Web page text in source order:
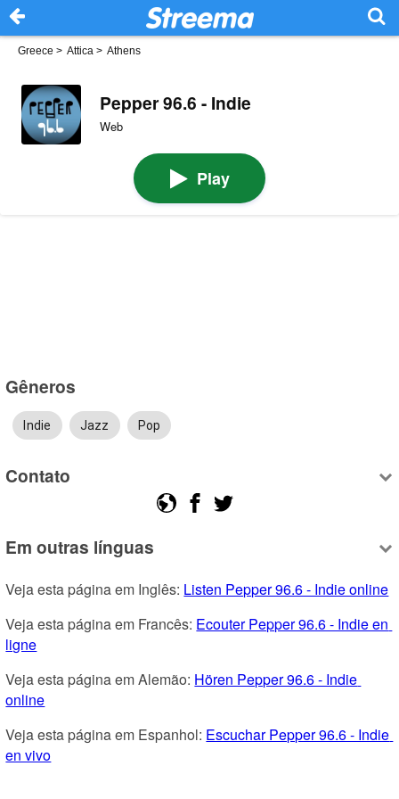
Greece > Attica > Athens
Pepper 96.6 - Indie
Web
Play
Gêneros
Indie Jazz Pop
Contato
Em outras línguas
Veja esta página em Inglês: Listen Pepper 96.6 - Indie online
Veja esta página em Francês: Ecouter Pepper 96.6 - Indie en
ligne
Veja esta página em Alemão: Hören Pepper 96.6 - Indie
online
Veja esta página em Espanhol: Escuchar Pepper 96.6 - Indie
en vivo